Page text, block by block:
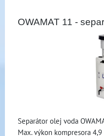
OWAMAT 11 -
Separátor olej voda
Max. výkon kompresora